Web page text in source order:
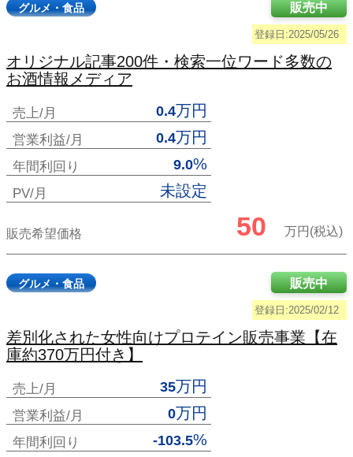
グルメ・食品
登録日:2025/05/26
販売中
オリジナル記事200件・検索一位ワード多数の
お酒情報メディア
売上/月 0.4万円
営業利益/月 0.4万円
年間利回り 9.0%
PV/月 未設定
販売希望価格 50 万円(税込)
グルメ・食品
登録日:2025/02/12
販売中
差別化された女性向けプロテイン販売事業【在
庫約370万円付き】
売上/月 35万円
営業利益/月 0万円
年間利回り -103.5%